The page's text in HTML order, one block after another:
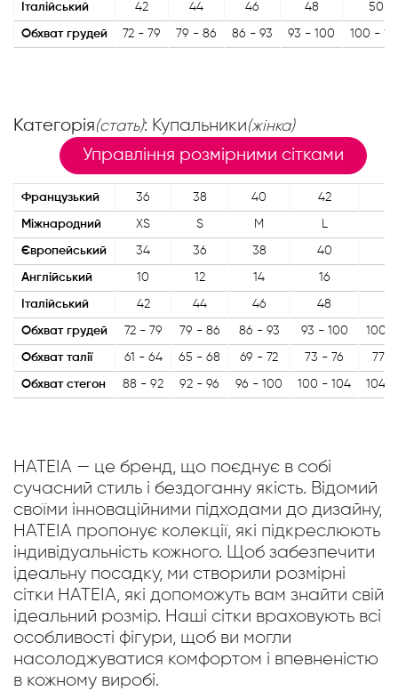
Італійський 42 44 46 48 50
Обхват грудей 72 - 79 79 - 86 86 - 93 93 - 100 100 -
Категорія(стать): Купальники(жінка)
Управління розмірними сітками
Французький 36 38 40 42
Міжнародний XS S M L
Європейський 34 36 38 40
Англійський 10 12 14 16
Італійський 42 44 46 48
Обхват грудей 72 - 79 79 - 86 86 - 93 93 - 100 100 -
Обхват талії 61 - 64 65 - 68 69 - 72 73 - 76 77 -
Обхват стегон 88 - 92 92 - 96 96 - 100 100 - 104 104 -
HATEIA — це бренд, що поєднує в собі
сучасний стиль і бездоганну якість. Відомий
своїми інноваційними підходами до дизайну,
HATEIA пропонує колекції, які підкреслюють
індивідуальність кожного. Щоб забезпечити
ідеальну посадку, ми створили розмірні
сітки HATEIA, які допоможуть вам знайти свій
ідеальний розмір. Наші сітки враховують всі
особливості фігури, щоб ви могли
насолоджуватися комфортом і впевненістю
в кожному виробі.